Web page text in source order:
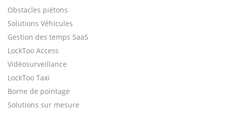
Obstacles piétons
Solutions Véhicules
Gestion des temps SaaS
LockToo Access
Vidéosurveillance
LockToo Taxi
Borne de pointage
Solutions sur mesure